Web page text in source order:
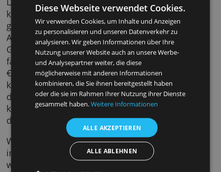
€ sowie Umsätze nach einem
Möchtest du bereits bei geringeren Summen
unterrichtet werden, steht die Premium-
bereit. Diese kostet 1,00 € pro Monat. In der
Online-Banking-Oberfläche kannst du
deinen persönlichen PIN einstellen.
Da die Volkswagen Visa Card eine Visa-Karte
kannst du mit ihr weltweit bezahlen. Bis
geht das sogar kontaktlos ohne PIN-Eingabe.
Automaten der Volkswagen Bank ist das
Geldabheben kostenlos. An fremden
fallen 3,00 % der Summe bzw. mindestens
Diese Webseite verwendet Cookies.
Wir verwenden Cookies, um Inhalte und Anzeigen
zu personalisieren und unseren Datenverkehr zu
analysieren. Wir geben Informationen über Ihre
Nutzung unserer Website auch an unsere Werbe-